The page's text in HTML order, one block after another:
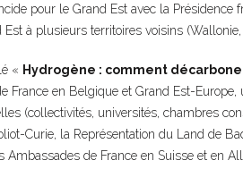
pour le Grand Est avec la Présidence
à plusieurs territoires voisins (Wallonie,
« Hydrogène : comment
France en Belgique et Grand Est-
(collectivités, universités, chambres
Curie, la Représentation du Land de
Ambassades de France en Suisse et en